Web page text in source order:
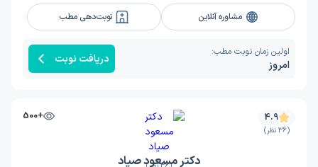
مشاوره آنلاین نوبت‌دهی مطب
اولین زمان نوبت مطب:
امروز دریافت نوبت
+500 4.9
(36 نظر)
دکتر مسعود صیاد